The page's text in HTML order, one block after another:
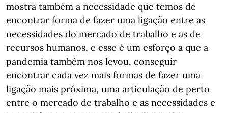
mostra também a necessidade que temos de
encontrar forma de fazer uma ligação entre as
necessidades do mercado de trabalho e as de
recursos humanos, e esse é um esforço a que a
pandemia também nos levou, conseguir
encontrar cada vez mais formas de fazer uma
ligação mais próxima, uma articulação de perto
entre o mercado de trabalho e as necessidades e